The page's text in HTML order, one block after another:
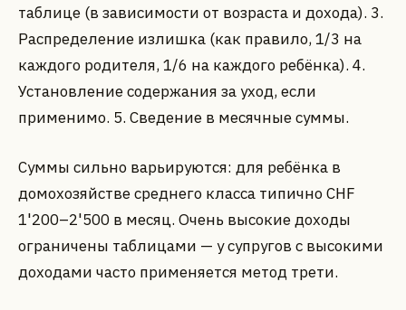
таблице (в зависимости от возраста и дохода). 3.
Распределение излишка (как правило, 1/3 на
каждого родителя, 1/6 на каждого ребёнка). 4.
Установление содержания за уход, если
применимо. 5. Сведение в месячные суммы.
Суммы сильно варьируются: для ребёнка в
домохозяйстве среднего класса типично CHF
1'200–2'500 в месяц. Очень высокие доходы
ограничены таблицами — у супругов с высокими
доходами часто применяется метод трети.